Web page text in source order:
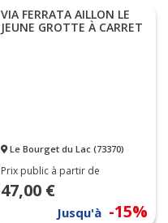
VIA FERRATA AILLON LE
JEUNE GROTTE À CARRET
Le Bourget du Lac (73370)
Prix public à partir de
47,00 €
Jusqu'à -15%